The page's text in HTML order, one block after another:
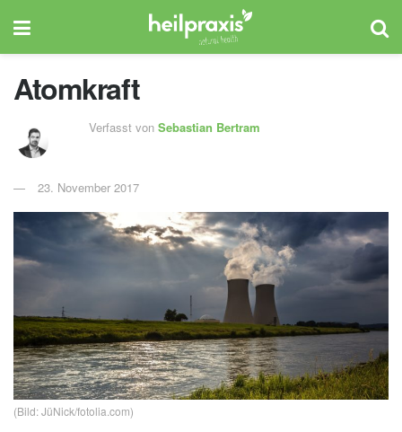
Atomkraft
Verfasst von Sebastian Bertram
23. November 2017
(Bild: JüNick/fotolia.com)